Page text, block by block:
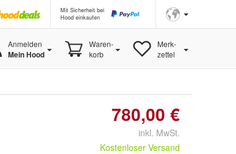
Mit Sicherheit bei
Hood einkaufen
Anmelden
Mein Hood
Waren-
korb
Merk-
zettel
780,00 €
inkl. MwSt.
Kostenloser Versand